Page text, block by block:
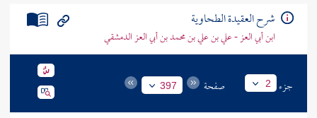
شرح العقيدة الطحاوية
ابن أبي العز - علي بن علي بن محمد بن أبي العز الدمشقي
جزء 2 صفحة 397